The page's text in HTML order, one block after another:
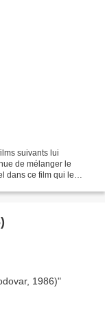
suivants lui
de mélanger le
dans ce film qui le